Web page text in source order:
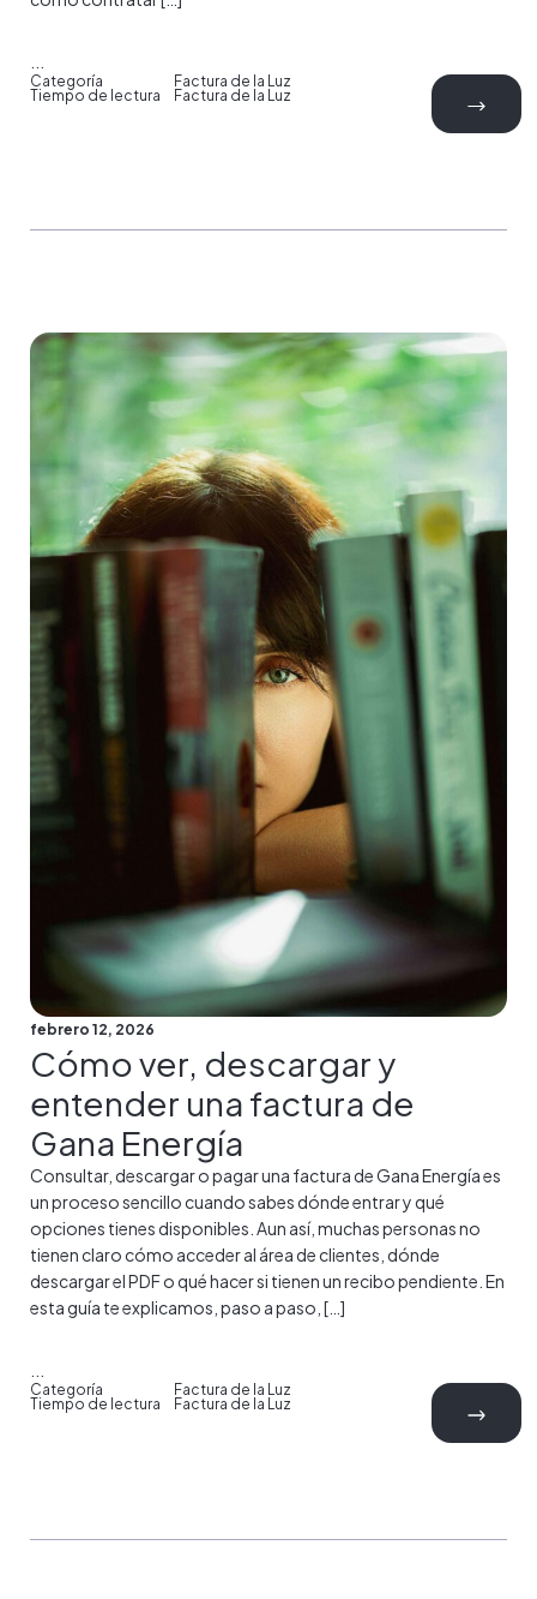
Categoría
Factura de la Luz
Tiempo de lectura
Factura de la Luz
febrero 12, 2026
Cómo ver, descargar y
entender una factura de
Gana Energía
Consultar, descargar o pagar una factura de Gana Energía es
un proceso sencillo cuando sabes dónde entrar y qué
opciones tienes disponibles. Aun así, muchas personas no
tienen claro cómo acceder al área de clientes, dónde
descargar el PDF o qué hacer si tienen un recibo pendiente. En
esta guía te explicamos, paso a paso, […]
Categoría
Factura de la Luz
Tiempo de lectura
Factura de la Luz